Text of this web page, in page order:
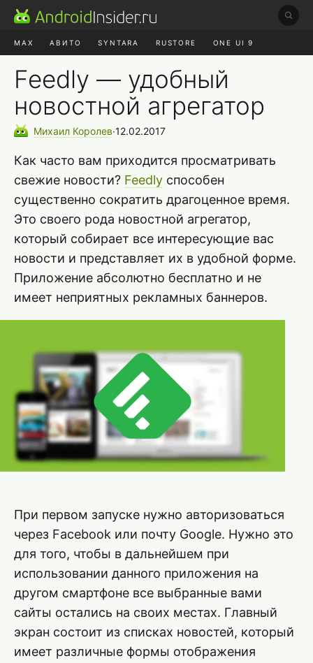
MAX АВИТО SYNTARA RUSTORE ONE UI 9
Feedly — удобный
новостной агрегатор
Михаил Королев∙12.02.2017
Как часто вам приходится просматривать
свежие новости? Feedly способен
существенно сократить драгоценное время.
Это своего рода новостной агрегатор,
который собирает все интересующие вас
новости и представляет их в удобной форме.
Приложение абсолютно бесплатно и не
имеет неприятных рекламных баннеров.
При первом запуске нужно авторизоваться
через Facebook или почту Google. Нужно это
для того, чтобы в дальнейшем при
использовании данного приложения на
другом смартфоне все выбранные вами
сайты остались на своих местах. Главный
экран состоит из списках новостей, который
имеет различные формы отображения